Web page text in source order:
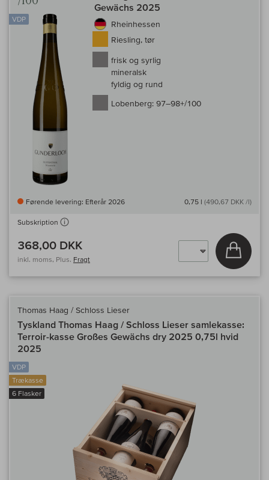
VDP
Gewächs 2025
Rheinhessen
Riesling, tør
frisk og syrlig
mineralsk
fyldig og rund
Lobenberg: 97–98+/100
Førende levering: Efterår 2026 0,75 l (490,67 DKK /l)
Subskription
368,00 DKK
inkl. moms, Plus. Fragt
Læg i
Thomas Haag / Schloss Lieser
Tyskland Thomas Haag / Schloss Lieser samlekasse:
Terroir-kasse Großes Gewächs dry 2025 0,75l hvid
2025
VDP
Trækasse
6 Flasker